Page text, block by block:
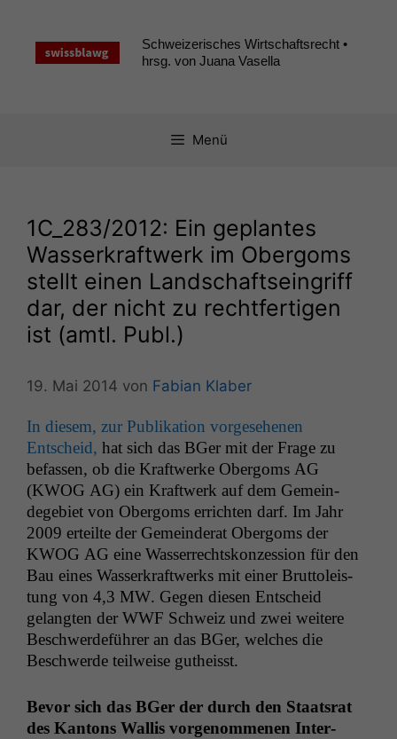
springen
Schweizerisches Wirtschaftsrecht •
hrsg. von Juana Vasella
Menü
1C_283/2012: Ein geplantes
Wasserkraftwerk im Obergoms
stellt einen Landschaftseingriff
dar, der nicht zu rechtfertigen
ist (amtl. Publ.)
19. Mai 2014 von Fabian Klaber
In diesem, zur Pub­lika­tion vorge­se­henen
Entscheid, hat sich das BGer mit der Frage zu
befassen, ob die Kraftwerke Ober­goms AG
(KWOG AG) ein Kraftwerk auf dem Gemein­
dege­bi­et von Ober­goms erricht­en darf. Im Jahr
2009 erteilte der Gemein­der­at Ober­goms der
KWOG AG eine Wasser­recht­skonzes­sion für den
Bau eines Wasserkraftwerks mit ein­er Brut­toleis­
tung von 4,3 MW. Gegen diesen Entscheid
gelangten der WWF Schweiz und zwei weit­ere
Beschw­erde­führer an das BGer, welch­es die
Beschw­erde teil­weise gutheisst.
Bevor sich das BGer der durch den Staat­srat
des Kan­tons Wal­lis vorgenomme­nen Inter­